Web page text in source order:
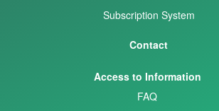
Subscription System
Contact
Access to Information
FAQ